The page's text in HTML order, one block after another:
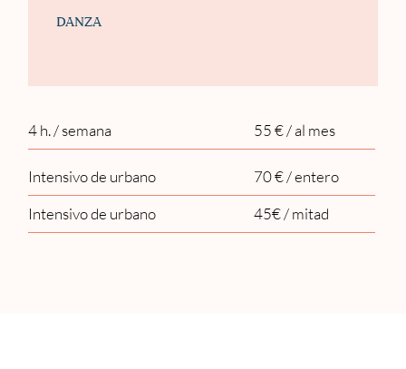
DANZA
4 h. / semana
Intensivo de urbano
Intensivo de urbano
55 € / al mes
70 € / entero
45€ / mitad